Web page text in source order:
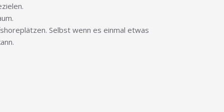
Selbst wenn es einmal etwas